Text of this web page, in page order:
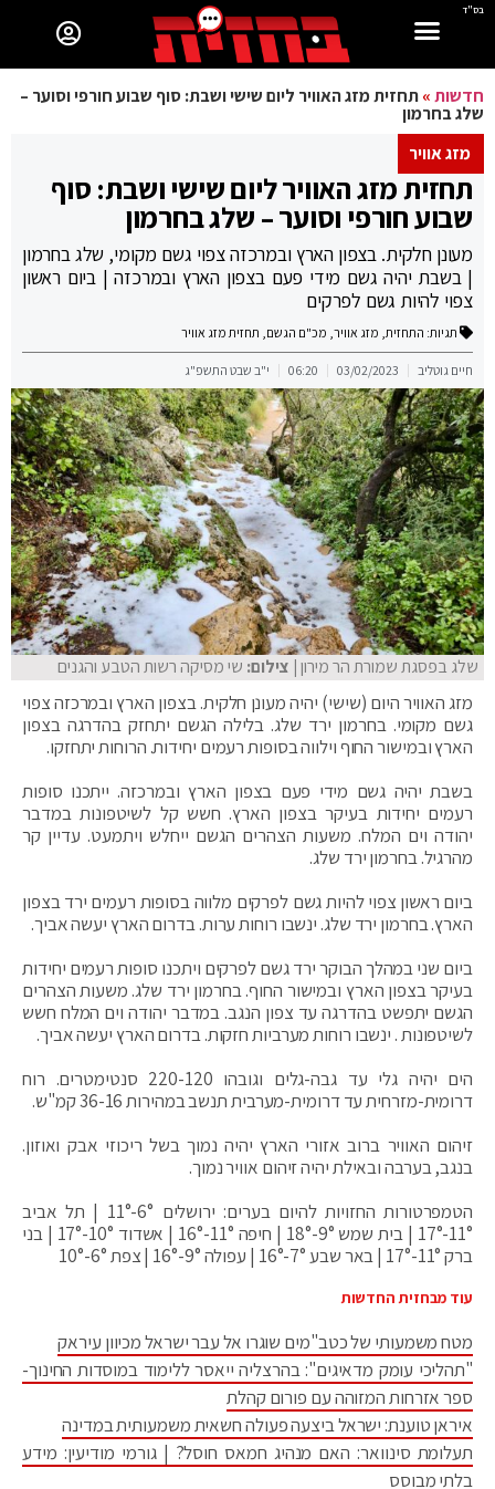
בס"ד
חדשות»תחזית מזג האוויר ליום שישי ושבת: סוף שבוע חורפי וסוער –
שלג בחרמון
מזג אוויר
תחזית מזג האוויר ליום שישי ושבת: סוף
שבוע חורפי וסוער – שלג בחרמון
מעונן חלקית. בצפון הארץ ובמרכזה צפוי גשם מקומי, שלג בחרמון
| בשבת יהיה גשם מידי פעם בצפון הארץ ובמרכזה | ביום ראשון
צפוי להיות גשם לפרקים
תגיות: התחזית, מזג אוויר, מכ"ם הגשם, תחזית מזג אוויר
חיים גוטליב 03/02/2023
06:20 י"ב שבט התשפ"ג
שלג בפסגת שמורת הר מירון| צילום: שי מסיקה רשות הטבע והגנים
מזג האוויר היום (שישי) יהיה מעונן חלקית. בצפון הארץ ובמרכזה צפוי
גשם מקומי. בחרמון ירד שלג. בלילה הגשם יתחזק בהדרגה בצפון
הארץ ובמישור החוף וילווה בסופות רעמים יחידות. הרוחות יתחזקו.
בשבת יהיה גשם מידי פעם בצפון הארץ ובמרכזה. ייתכנו סופות
רעמים יחידות בעיקר בצפון הארץ. חשש קל לשיטפונות במדבר
יהודה וים המלח. משעות הצהרים הגשם ייחלש ויתמעט. עדיין קר
מהרגיל. בחרמון ירד שלג.
ביום ראשון צפוי להיות גשם לפרקים מלווה בסופות רעמים ירד בצפון
הארץ. בחרמון ירד שלג. ינשבו רוחות ערות. בדרום הארץ יעשה אביך.
ביום שני במהלך הבוקר ירד גשם לפרקים ויתכנו סופות רעמים יחידות
בעיקר בצפון הארץ ובמישור החוף. בחרמון ירד שלג. משעות הצהרים
הגשם יתפשט בהדרגה עד צפון הנגב. במדבר יהודה וים המלח חשש
לשיטפונות . ינשבו רוחות מערביות חזקות. בדרום הארץ יעשה אביך.
הים יהיה גלי עד גבה-גלים וגובהו 220-120 סנטימטרים. רוח
דרומית-מזרחית עד דרומית-מערבית תנשב במהירות 36-16 קמ"ש.
זיהום האוויר ברוב אזורי הארץ יהיה נמוך בשל ריכוזי אבק ואוזון.
בנגב, בערבה ובאילת יהיה זיהום אוויר נמוך.
הטמפרטורות החזויות להיום בערים: ירושלים 6°-11° | תל אביב
11°-17° | בית שמש 9°-18° | חיפה 11°-16° | אשדוד 10°-17° | בני
ברק 11°-17° | באר שבע 7°-16° | עפולה 9°-16° | צפת 6°-10°
עוד מבחזית החדשות
מטח משמעותי של כטב"מים שוגרו אל עבר ישראל מכיוון עיראק
"תהליכי עומק מדאיגים": בהרצליה ייאסר ללימוד במוסדות החינוך-
ספר אזרחות המזוהה עם פורום קהלת
איראן טוענת: ישראל ביצעה פעולה חשאית משמעותית במדינה
תעלומת סינוואר: האם מנהיג חמאס חוסל? | גורמי מודיעין: מידע
בלתי מבוסס